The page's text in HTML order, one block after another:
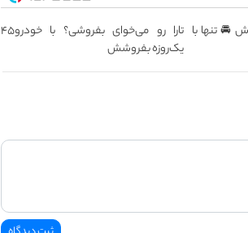
🚘 تنها با
تارا رو می‌خوای بفروشی؟ با خودرو۴۵
یک‌روزه بفروشش